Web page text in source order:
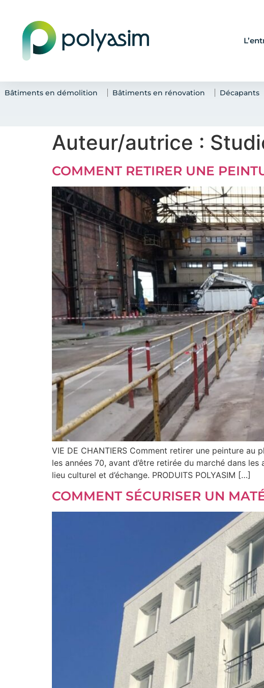
Bâtiments en démolition Bâtiments en rénovation Décapants
Auteur/autrice :
COMMENT RETIRER UNE
VIE DE CHANTIERS Comment retirer une peinture
les années 70, avant d’être retirée du marché dans
lieu culturel et d’échange. PRODUITS POLYASIM […]
COMMENT SÉCURISER UN